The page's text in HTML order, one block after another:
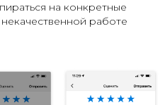
на конкретные
работе